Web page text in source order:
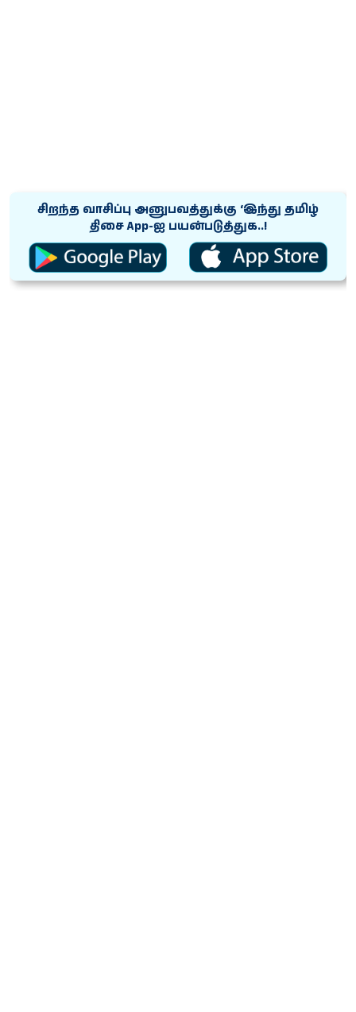
சிறந்த வாசிப்பு அனுபவத்துக்கு ‘இந்து தமிழ்
திசை App-ஐ பயன்படுத்துக..!